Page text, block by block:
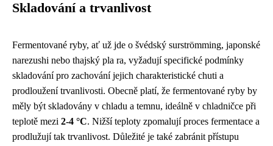
Skladování a trvanlivost
Fermentované ryby, ať už jde o švédský surströmming, japonské
narezushi nebo thajský pla ra, vyžadují specifické podmínky
skladování pro zachování jejich charakteristické chuti a
prodloužení trvanlivosti. Obecně platí, že fermentované ryby by
měly být skladovány v chladu a temnu, ideálně v chladničce při
teplotě mezi 2-4 °C. Nižší teploty zpomalují proces fermentace a
prodlužují tak trvanlivost. Důležité je také zabránit přístupu